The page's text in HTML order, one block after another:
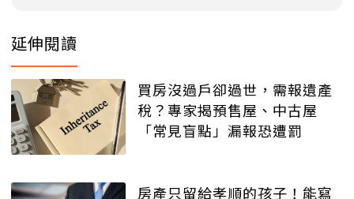
延伸閱讀
買房沒過戶卻過世，需報遺產
稅？專家揭預售屋、中古屋
「常見盲點」漏報恐遭罰
房產只留給孝順的孩子！能寫